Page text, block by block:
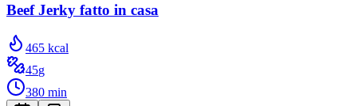
Beef Jerky fatto in casa
465 kcal
45g
380 min